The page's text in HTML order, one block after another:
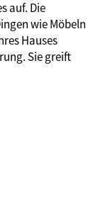
auf. Die
wie Möbeln
Hauses
Sie greift